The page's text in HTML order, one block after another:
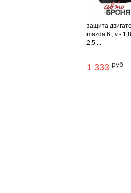
защита
mazda 6 , v -
2,5 ...
1 333 руб